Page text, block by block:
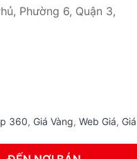
Phường 6, Quận 3,
360, Giá Vàng, Web Giá, Giá